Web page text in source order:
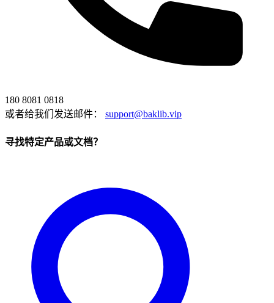
180 8081 0818
或者给我们发送邮件：
support@baklib.vip
寻找特定产品或文档？